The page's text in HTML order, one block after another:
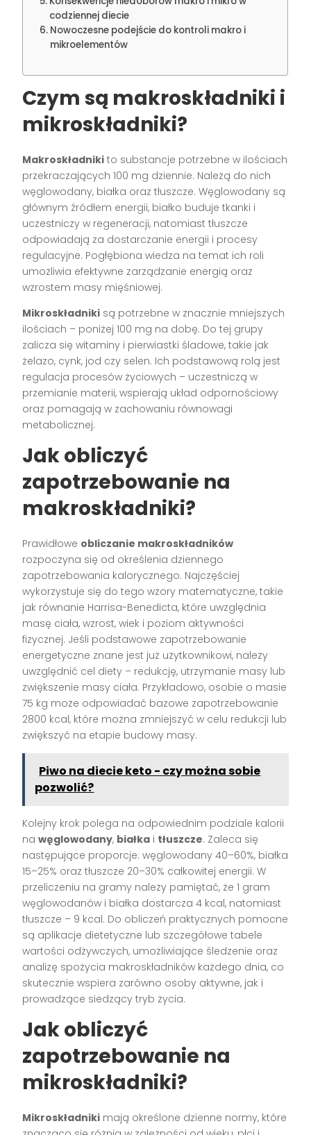
codziennej diecie
Nowoczesne podejście do kontroli makro i
mikroelementów
Czym są makroskładniki i
mikroskładniki?
Makroskładniki to substancje potrzebne w ilościach
przekraczających 100 mg dziennie. Należą do nich
węglowodany, białka oraz tłuszcze. Węglowodany są
głównym źródłem energii, białko buduje tkanki i
uczestniczy w regeneracji, natomiast tłuszcze
odpowiadają za dostarczanie energii i procesy
regulacyjne. Pogłębiona wiedza na temat ich roli
umożliwia efektywne zarządzanie energią oraz
wzrostem masy mięśniowej.
Mikroskładniki są potrzebne w znacznie mniejszych
ilościach – poniżej 100 mg na dobę. Do tej grupy
zalicza się witaminy i pierwiastki śladowe, takie jak
żelazo, cynk, jod czy selen. Ich podstawową rolą jest
regulacja procesów życiowych – uczestniczą w
przemianie materii, wspierają układ odpornościowy
oraz pomagają w zachowaniu równowagi
metabolicznej.
Jak obliczyć
zapotrzebowanie na
makroskładniki?
Prawidłowe obliczanie makroskładników
rozpoczyna się od określenia dziennego
zapotrzebowania kalorycznego. Najczęściej
wykorzystuje się do tego wzory matematyczne, takie
jak równanie Harrisa-Benedicta, które uwzględnia
masę ciała, wzrost, wiek i poziom aktywności
fizycznej. Jeśli podstawowe zapotrzebowanie
energetyczne znane jest już użytkownikowi, należy
uwzględnić cel diety – redukcję, utrzymanie masy lub
zwiększenie masy ciała. Przykładowo, osobie o masie
75 kg może odpowiadać bazowe zapotrzebowanie
2800 kcal, które można zmniejszyć w celu redukcji lub
zwiększyć na etapie budowy masy.
Piwo na diecie keto - czy można sobie
pozwolić?
Kolejny krok polega na odpowiednim podziale kalorii
nawęglowodany, białka i tłuszcze. Zaleca się
następujące proporcje: węglowodany 40–60%, białka
15–25% oraz tłuszcze 20–30% całkowitej energii. W
przeliczeniu na gramy należy pamiętać, że 1 gram
węglowodanów i białka dostarcza 4 kcal, natomiast
tłuszcze – 9 kcal. Do obliczeń praktycznych pomocne
są aplikacje dietetyczne lub szczegółowe tabele
wartości odżywczych, umożliwiające śledzenie oraz
analizę spożycia makroskładników każdego dnia, co
skutecznie wspiera zarówno osoby aktywne, jak i
prowadzące siedzący tryb życia.
Jak obliczyć
zapotrzebowanie na
mikroskładniki?
Mikroskładniki mają określone dzienne normy, które